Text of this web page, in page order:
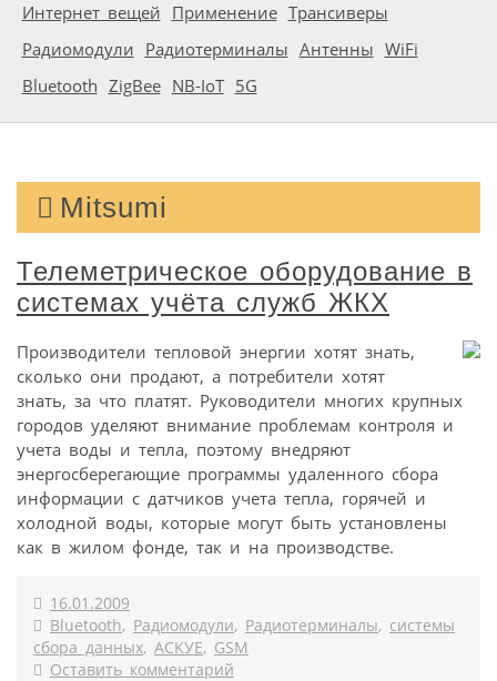
Интернет вещей Применение Трансиверы
Радиомодули Радиотерминалы Антенны WiFi
Bluetooth ZigBee NB-IoT 5G
Mitsumi
Телеметрическое оборудование в
системах учёта служб ЖКХ
Производители тепловой энергии хотят знать,
сколько они продают, а потребители хотят
знать, за что платят. Руководители многих крупных
городов уделяют внимание проблемам контроля и
учета воды и тепла, поэтому внедряют
энергосберегающие программы удаленного сбора
информации с датчиков учета тепла, горячей и
холодной воды, которые могут быть установлены
как в жилом фонде, так и на производстве.
16.01.2009
Bluetooth, Радиомодули, Радиотерминалы, системы
сбора данных, ACKУE, GSM
Оставить комментарий